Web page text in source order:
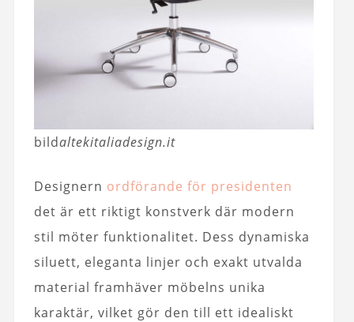
bildaltekitaliadesign.it
Designern ordförande för presidenten
det är ett riktigt konstverk där modern
stil möter funktionalitet. Dess dynamiska
siluett, eleganta linjer och exakt utvalda
material framhäver möbelns unika
karaktär, vilket gör den till ett idealiskt